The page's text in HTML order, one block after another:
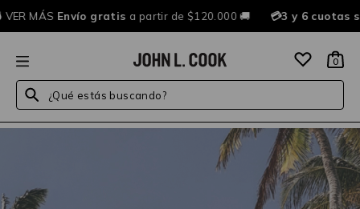
VER MÁS Envío gratis a partir de $120.000 🚚 💳3 y 6 cuotas
0
¿Qué estás buscando?